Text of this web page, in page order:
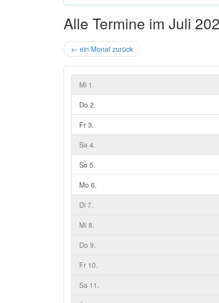
Alle Termine im Juli
← ein Monat zurück
Mi 1.
Do 2.
Fr 3.
Sa 4.
So 5.
Mo 6.
Di 7.
Mi 8.
Do 9.
Fr 10.
Sa 11.